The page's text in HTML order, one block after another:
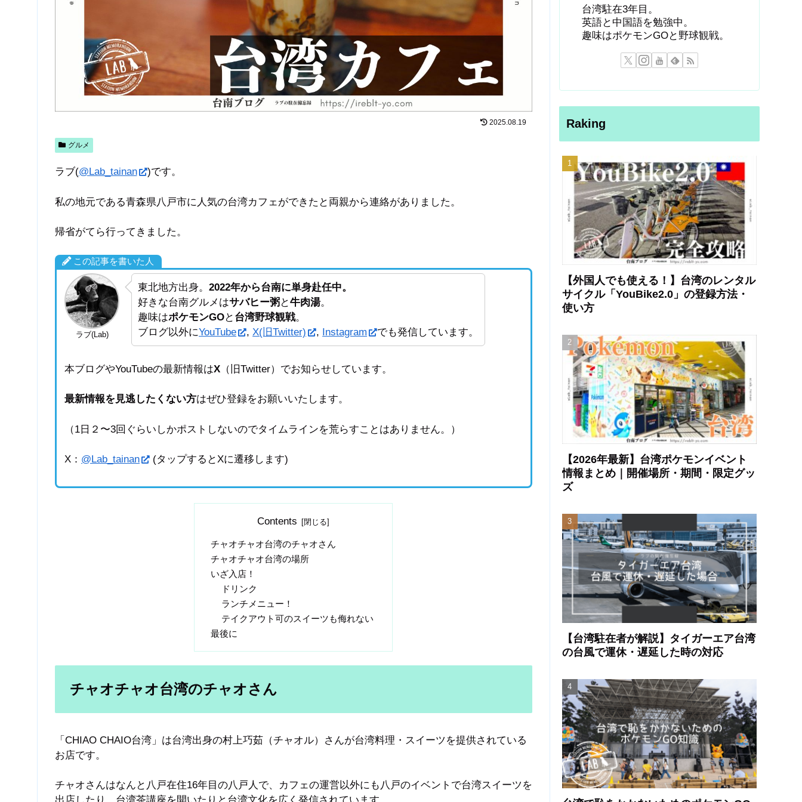
2025.08.19
グルメ
ラブ(@Lab_tainan )です。
私の地元である青森県八戸市に人気の台湾カフェができたと両親から連絡がありました。
帰省がてら行ってきました。
この記事を書いた人
ラブ(Lab)
東北地方出身。2022年から台南に単身赴任中。
好きな台南グルメはサバヒー粥と牛肉湯。
趣味はポケモンGOと 台湾野球観戦。
ブログ以外にYouTube ,X(旧Twitter) , Instagram でも発信しています。
本ブログやYouTubeの最新情報はX （旧Twitter）でお知らせしています。
最新情報を見逃したくない方はぜひ登録をお願いいたします。
（1日２〜3回ぐらいしかポストしないのでタイムラインを荒らすことはありません。）
X： @Lab_tainan (タップするとXに遷移します)
Contents
チャオチャオ台湾のチャオさん
チャオチャオ台湾の場所
いざ入店！
ドリンク
ランチメニュー！
テイクアウト可のスイーツも侮れない
最後に
チャオチャオ台湾のチャオさん
「CHIAO CHAIO台湾」は台湾出身の村上巧茹（チャオル）さんが台湾料理・スイーツを提供されている
お店です。
チャオさんはなんと八戸在住16年目の八戸人で、カフェの運営以外にも八戸のイベントで台湾スイーツを
台湾駐在3年目。
英語と中国語を勉強中。
趣味はポケモンGOと野球観戦。
Raking
【外国人でも使える！】台湾のレンタル
サイクル「YouBike2.0」の登録方法・
使い方
【2026年最新】台湾ポケモンイベント
情報まとめ｜開催場所・期間・限定グッ
ズ
【台湾駐在者が解説】タイガーエア台湾
の台風で運休・遅延した時の対応